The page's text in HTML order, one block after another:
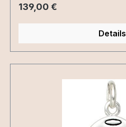
Regulärer Preis:
139,00 €
Details